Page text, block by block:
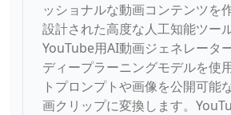
ッショナルな動画コンテンツを
設計された高度な人工知能ツー
YouTube用AI動画ジェネレータ
ディープラーニングモデルを使
トプロンプトや画像を公開可能
画クリップに変換します。